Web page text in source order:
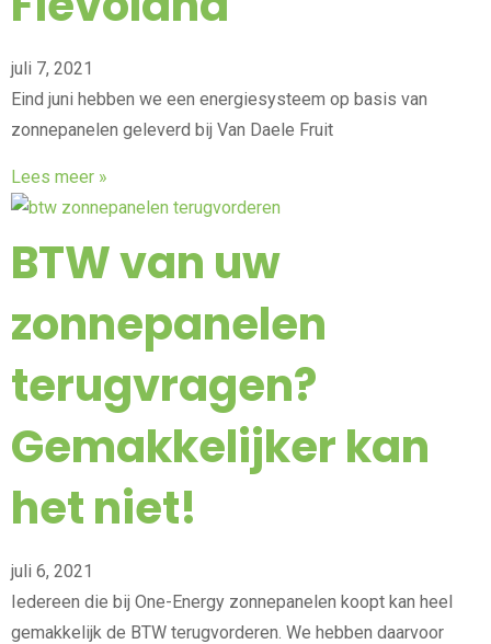
juli 7, 2021
Eind juni hebben we een energiesysteem op basis van
zonnepanelen geleverd bij Van Daele Fruit
Lees meer »
BTW van uw
zonnepanelen
terugvragen?
Gemakkelijker kan
het niet!
juli 6, 2021
Iedereen die bij One-Energy zonnepanelen koopt kan heel
gemakkelijk de BTW terugvorderen. We hebben daarvoor